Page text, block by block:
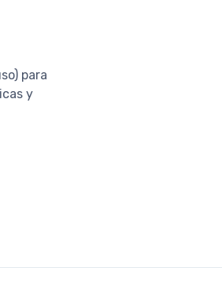
para
y